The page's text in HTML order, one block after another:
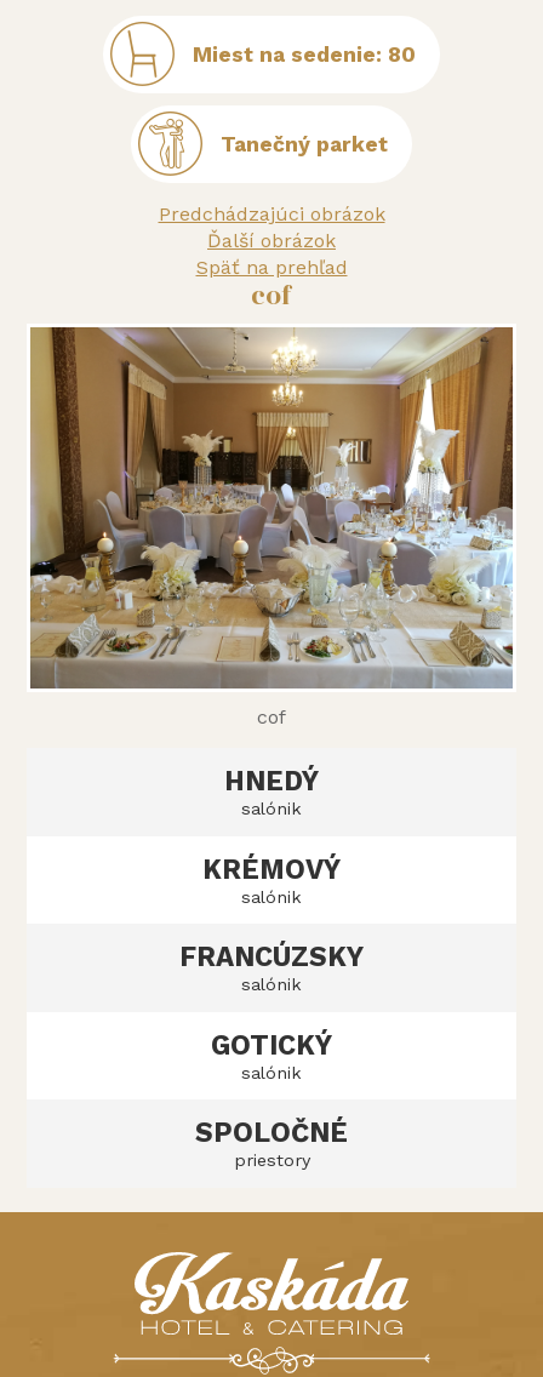
Miest na sedenie: 80
Tanečný parket
Predchádzajúci obrázok
Ďalší obrázok
Späť na prehľad
cof
cof
HNEDÝ
salónik
KRÉMOVÝ
salónik
FRANCÚZSKY
salónik
GOTICKÝ
salónik
SPOLOČNÉ
priestory